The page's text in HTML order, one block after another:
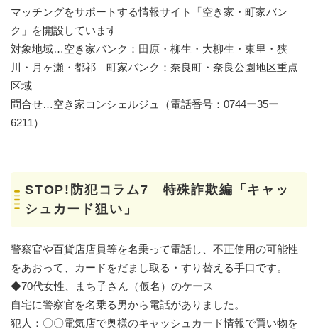
マッチングをサポートする情報サイト「空き家・町家バン
ク」を開設しています
対象地域…空き家バンク：田原・柳生・大柳生・東里・狭
川・月ヶ瀬・都祁 町家バンク：奈良町・奈良公園地区重点
区域
問合せ…空き家コンシェルジュ（電話番号：0744ー35ー
6211）
STOP!防犯コラム7 特殊詐欺編「キャッ
シュカード狙い」
警察官や百貨店店員等を名乗って電話し、不正使用の可能性
をあおって、カードをだまし取る・すり替える手口です。
◆70代女性、まち子さん（仮名）のケース
自宅に警察官を名乗る男から電話がありました。
犯人：〇〇電気店で奥様のキャッシュカード情報で買い物を